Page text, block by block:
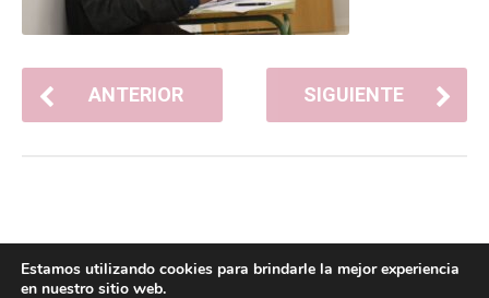
ANTERIOR SIGUIENTE
Estamos utilizando cookies para brindarle la mejor experiencia
en nuestro sitio web.